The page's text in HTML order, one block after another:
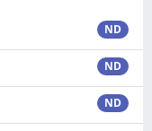
ND
ND
ND